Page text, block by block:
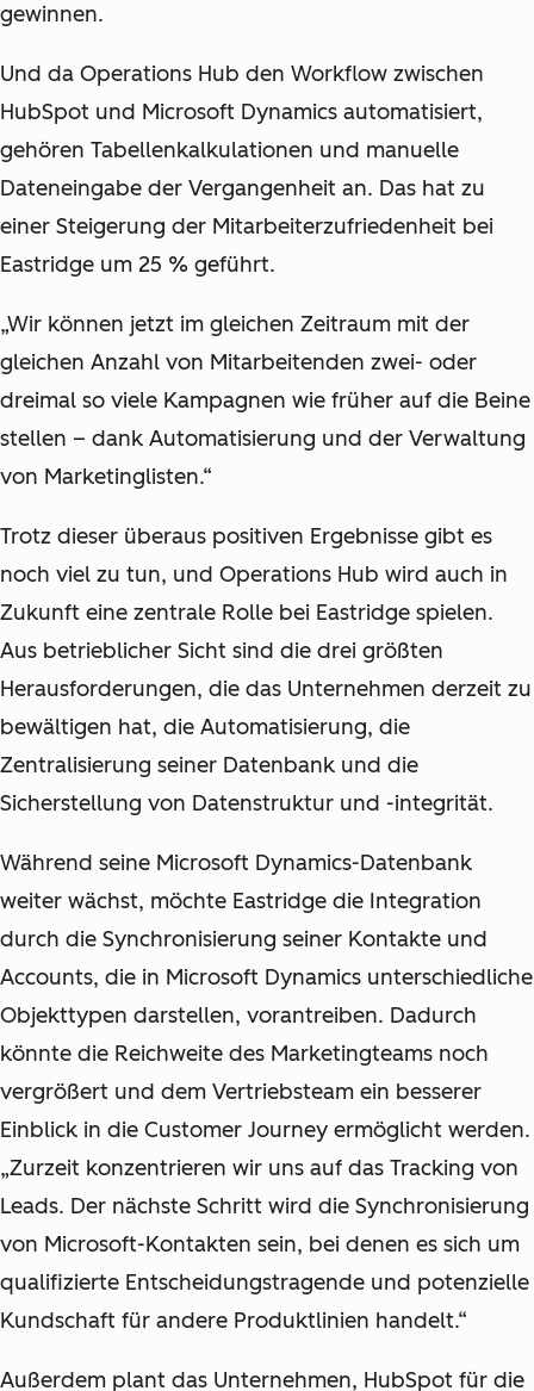
gewinnen.
Und da Operations Hub den Workflow zwischen
HubSpot und Microsoft Dynamics automatisiert,
gehören Tabellenkalkulationen und manuelle
Dateneingabe der Vergangenheit an. Das hat zu
einer Steigerung der Mitarbeiterzufriedenheit bei
Eastridge um 25 % geführt.
„Wir können jetzt im gleichen Zeitraum mit der
gleichen Anzahl von Mitarbeitenden zwei- oder
dreimal so viele Kampagnen wie früher auf die Beine
stellen – dank Automatisierung und der Verwaltung
von Marketinglisten.“
Trotz dieser überaus positiven Ergebnisse gibt es
noch viel zu tun, und Operations Hub wird auch in
Zukunft eine zentrale Rolle bei Eastridge spielen.
Aus betrieblicher Sicht sind die drei größten
Herausforderungen, die das Unternehmen derzeit zu
bewältigen hat, die Automatisierung, die
Zentralisierung seiner Datenbank und die
Sicherstellung von Datenstruktur und -integrität.
Während seine Microsoft Dynamics-Datenbank
weiter wächst, möchte Eastridge die Integration
durch die Synchronisierung seiner Kontakte und
Accounts, die in Microsoft Dynamics unterschiedliche
Objekttypen darstellen, vorantreiben. Dadurch
könnte die Reichweite des Marketingteams noch
vergrößert und dem Vertriebsteam ein besserer
Einblick in die Customer Journey ermöglicht werden.
„Zurzeit konzentrieren wir uns auf das Tracking von
Leads. Der nächste Schritt wird die Synchronisierung
von Microsoft-Kontakten sein, bei denen es sich um
qualifizierte Entscheidungstragende und potenzielle
Kundschaft für andere Produktlinien handelt.“
Außerdem plant das Unternehmen, HubSpot für die